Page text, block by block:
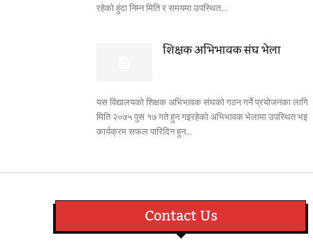
रहेको हुंदा निम्न मिति र समयमा उपस्थित...
शिक्षक अभिभावक संघ भेला
यस विद्यालयको शिक्षक अभिभावक संघको गठन गर्ने प्रयोजनका लागि
मिति २०७५ पुस १७ गते हुन गइरहेको अभिभावक भेलामा उपस्थित भइ
कार्यक्रम सफल पारिदिन हुन...
Contact Us